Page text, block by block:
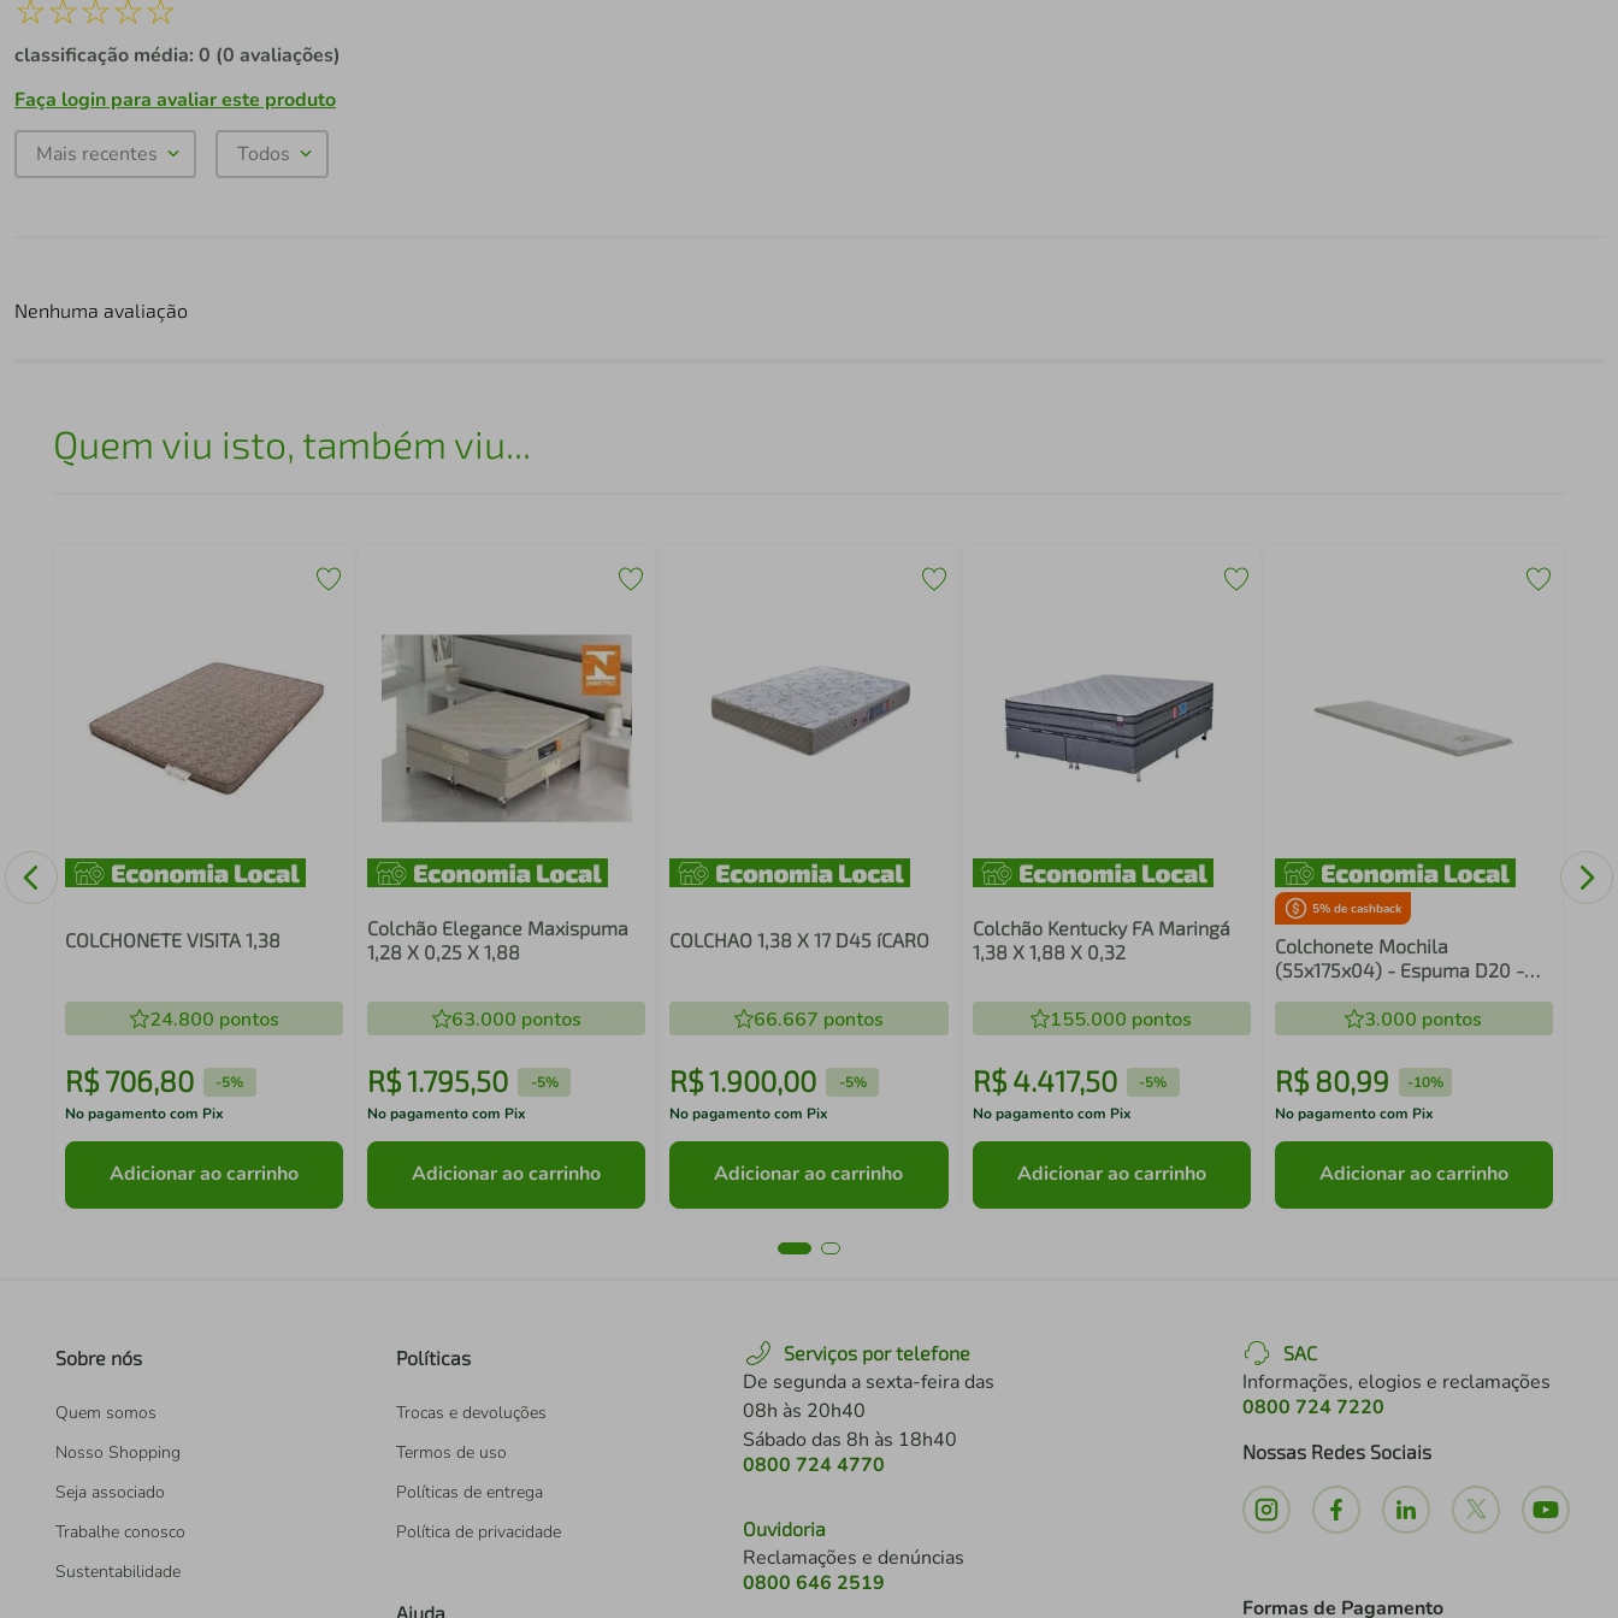
☆☆☆☆☆
classificação média: 0 (0 avaliações)
Faça login para avaliar este produto
Mais recentes Todos
Nenhuma avaliação
Quem viu isto, também viu...
COLCHONETE VISITA 1,38
24.800 pontos
R$ 706,80 -5%
No pagamento com Pix
Adicionar ao carrinho
Colchão Elegance Maxispuma
1,28 X 0,25 X 1,88
63.000 pontos
R$1.795,50 -5%
No pagamento com Pix
Adicionar ao carrinho
COLCHAO 1,38 X 17 D45 íCARO
66.667 pontos
R$1.900,00 -5%
No pagamento com Pix
Adicionar ao carrinho
Colchão Kentucky FA Maringá
1,38 X 1,88 X 0,32
155.000 pontos
R$ 4.417,50 -5%
No pagamento com Pix
Adicionar ao carrinho
5% de cashback
Colchonete Mochila
(55x175x04) - Espuma D20 -
3.000 pontos
R$ 80,99 -10%
No pagamento com Pix
Adicionar ao carrinho
Sobre nós
Quem somos
Nosso Shopping
Seja associado
Trabalhe conosco
Sustentabilidade
Políticas
Trocas e devoluções
Termos de uso
Políticas de entrega
Política de privacidade
Ajuda
Serviços por telefone
De segunda a sexta-feira das
08h às 20h40
Sábado das 8h às 18h40
0800 724 4770
Ouvidoria
Reclamações e denúncias
0800 646 2519
SAC
Informações, elogios e reclamações
0800 724 7220
Nossas Redes Sociais
Formas de Pagamento